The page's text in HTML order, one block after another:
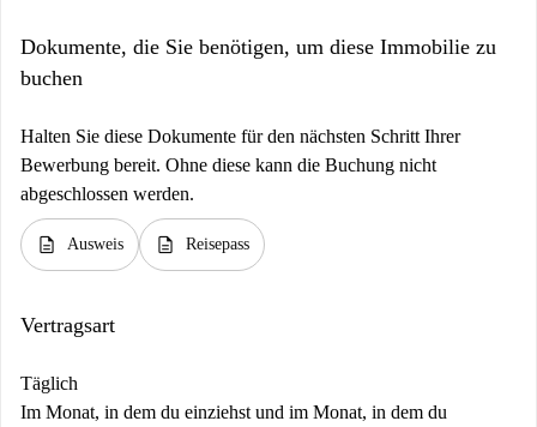
Dokumente, die Sie benötigen, um diese Immobilie zu
buchen
Halten Sie diese Dokumente für den nächsten Schritt Ihrer
Bewerbung bereit. Ohne diese kann die Buchung nicht
abgeschlossen werden.
description Ausweis description Reisepass
Vertragsart
Täglich
Im Monat, in dem du einziehst und im Monat, in dem du